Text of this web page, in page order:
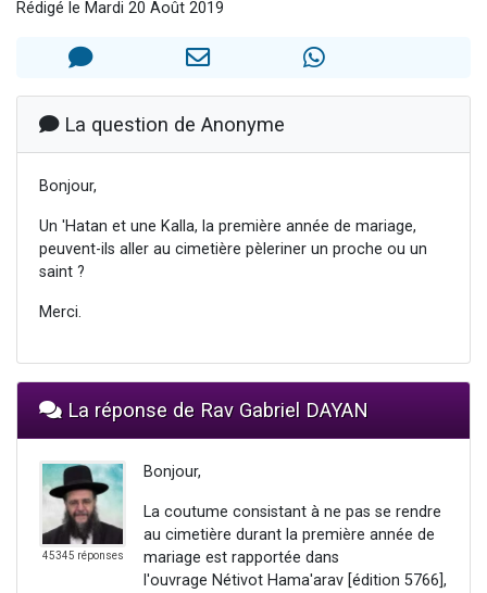
12 nouvelles musiques dans Torah-Box Music
2 personnes viennent de nous rejoindre sur WhatsApp
Rédigé le Mardi 20 Août 2019
La question de Anonyme
Bonjour,
Un 'Hatan et une Kalla, la première année de mariage,
peuvent-ils aller au cimetière pèleriner un proche ou un
saint ?
Merci.
La réponse de Rav Gabriel DAYAN
45345 réponses
Bonjour,
La coutume consistant à ne pas se rendre
au cimetière durant la première année de
mariage est rapportée dans
l'ouvrage Nétivot Hama'arav [édition 5766],